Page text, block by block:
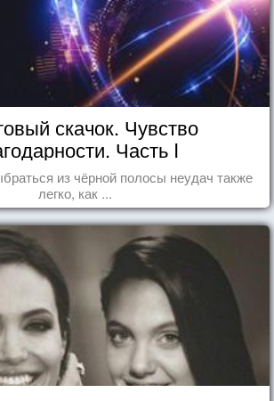
скачок. Чувство
Часть I
из чёрной полосы неудач также
легко, как ...